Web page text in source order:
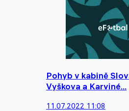
Pohyb v kabině
Vyškova a Karviné...
11.07.2022 11:08